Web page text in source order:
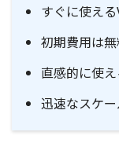
すぐに使える
初期費用は
直感的に使
迅速なスケ